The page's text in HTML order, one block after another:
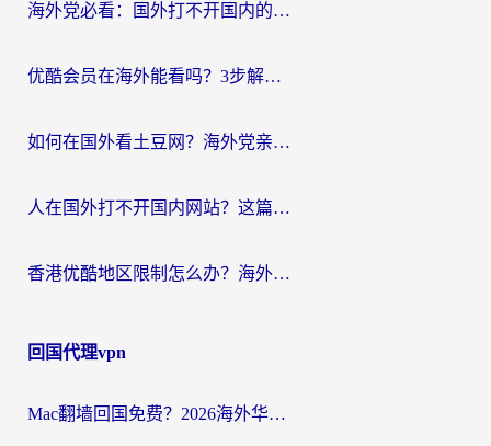
海外党必看：国外打不开国内的app怎么办？3步解决你的乡愁
优酷会员在海外能看吗？3步解决海外追剧难题，附实测好用加速器推荐
如何在国外看土豆网？海外党亲测有效的追剧加速器选择指南
人在国外打不开国内网站？这篇攻略帮你无缝解锁国内资源（附交管12123使用技巧）
香港优酷地区限制怎么办？海外党亲测有效的追剧解决方案
回国代理vpn
Mac翻墙回国免费？2026海外华人亲测：从CCTV5直播到国内APP，这样选加速器才靠谱